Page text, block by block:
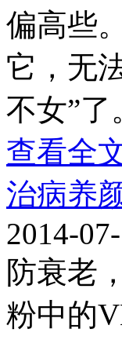
偏高些
它，无
不女”了
查看全
治病养
2014-
防衰老
粉中的